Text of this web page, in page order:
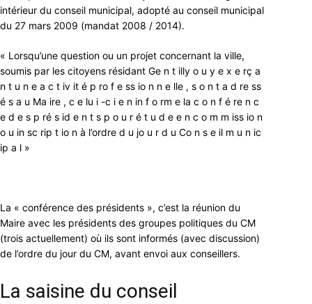
intérieur du conseil municipal, adopté au conseil municipal
du 27 mars 2009 (mandat 2008 / 2014).
« Lorsqu’une question ou un projet concernant la ville,
soumis par les citoyens résidant Ge n t illy o u y e x e rç a
n t u n e a c t iv it é p ro f e ss io n n e lle , s o n t a d re ss
é s a u Ma ire , c e lu i -c i e n in f o rm e la c o n f é re n c
e d e s p ré s id e n t s p o u r é t u d e e n c o m m iss io n
o u in sc rip t io n à l’ordre d u jo u r d u Co n s e il m u n ic
ip a l »
La « conférence des présidents », c’est la réunion du
Maire avec les présidents des groupes politiques du CM
(trois actuellement) où ils sont informés (avec discussion)
de l’ordre du jour du CM, avant envoi aux conseillers.
La saisine du conseil